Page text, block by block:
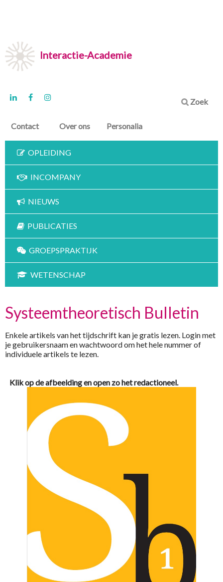
Interactie-Academie
Zoek
Contact Over ons Personalia
OPLEIDING
INCOMPANY
NIEUWS
PUBLICATIES
GROEPSPRAKTIJK
WETENSCHAP
Systeemtheoretisch Bulletin
Enkele artikels van het tijdschrift kan je gratis lezen. Login met
je gebruikersnaam en wachtwoord om het hele nummer of
individuele artikels te lezen.
Klik op de afbeelding en open zo het redactioneel.